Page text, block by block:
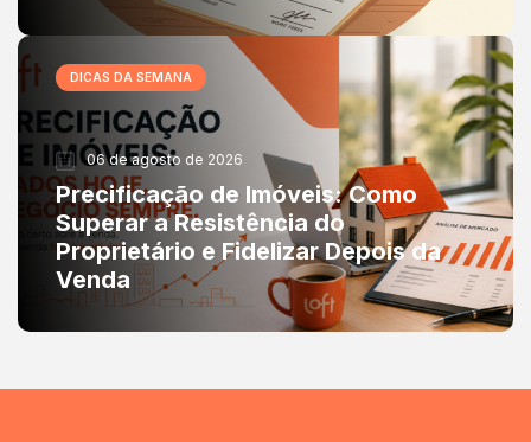
DICAS DA SEMANA
06 de agosto de 2026
Precificação de Imóveis: Como
Superar a Resistência do
Proprietário e Fidelizar Depois da
Venda